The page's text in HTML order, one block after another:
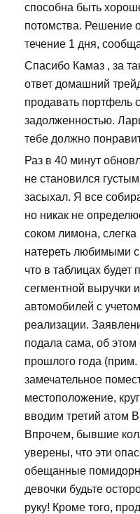
способна быть
потомства. Решение
течение 1 дня,
Спасибо Камаз , за
ответ домашний
продавать портфель
задолженностью.
тебе должно
Раз в 40 минут
не становился
засыхал. Я все
но никак не
соком лимона, слегка
натереть любимыми
что в таблицах будет
сегментной выручки
автомобилей с
реализации.
подала сама, об
прошлого года
замечательное
местоположение,
вводим третий атом
Впрочем, бывшие
уверены, что эти
обещанные
девочки будьте
руку! Кроме того,